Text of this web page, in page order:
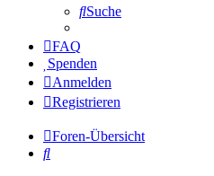
Suche
FAQ
Spenden
Anmelden
Registrieren
Foren-Übersicht
Suche